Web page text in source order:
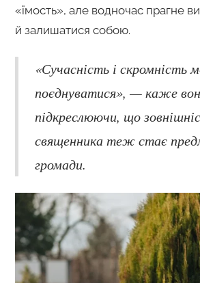
«їмость», але водночас прагне
й залишатися собою.
«Сучасність і скромність
поєднуватися», — каже
підкреслюючи, що
священника теж стає
громади.